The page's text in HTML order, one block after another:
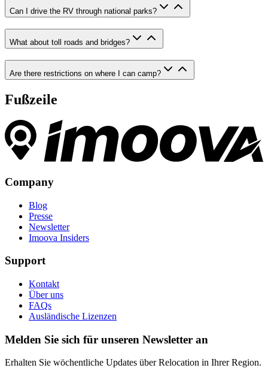
Can I drive the RV through national parks?
What about toll roads and bridges?
Are there restrictions on where I can camp?
Fußzeile
Company
Blog
Presse
Newsletter
Imoova Insiders
Support
Kontakt
Über uns
FAQs
Ausländische Lizenzen
Melden Sie sich für unseren Newsletter an
Erhalten Sie wöchentliche Updates über Relocation in Ihrer Region.